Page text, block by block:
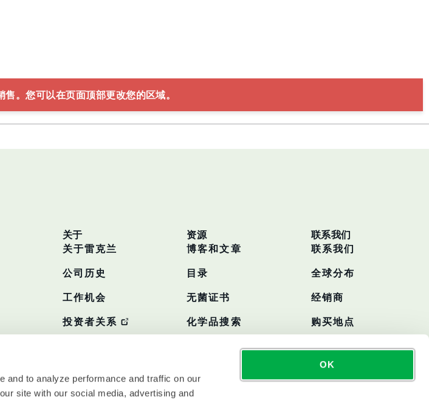
and to analyze performance and traffic on our
site with our social media, advertising and
OK
。您可以在页面顶部更改您的区域。
关于
关于雷克兰
公司历史
工作机会
投资者关系
资源
博客和文章
目录
无菌证书
化学品搜索
联系我们
联系我们
全球分布
经销商
购买地点